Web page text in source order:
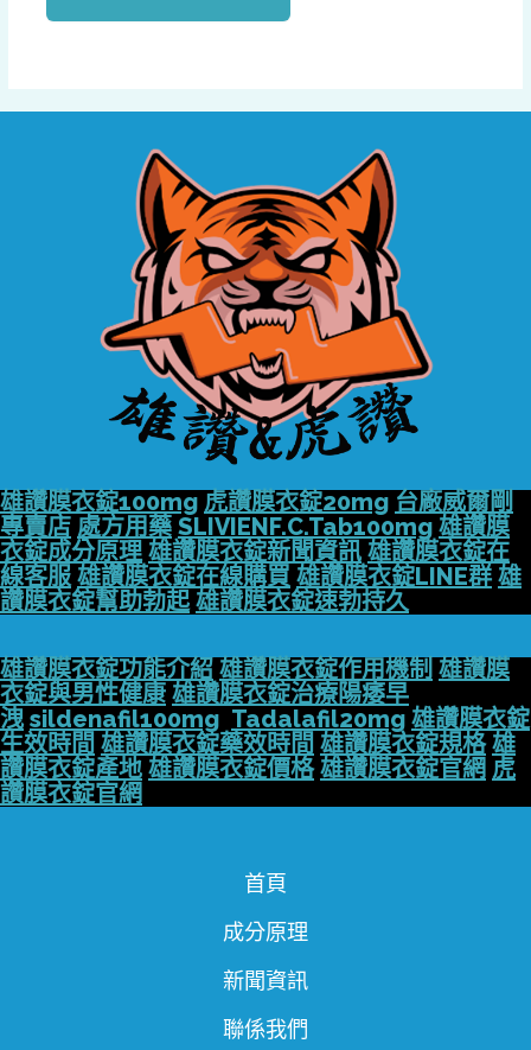
雄讚膜衣錠100mg 虎讚膜衣錠20mg 台廠威爾剛
專賣店 處方用藥 SLIVIENF.C.Tab100mg 雄讚膜
衣錠成分原理 雄讚膜衣錠新聞資訊 雄讚膜衣錠在
線客服 雄讚膜衣錠在線購買 雄讚膜衣錠LINE群 雄
讚膜衣錠幫助勃起 雄讚膜衣錠速勃持久
雄讚膜衣錠功能介紹 雄讚膜衣錠作用機制 雄讚膜
衣錠與男性健康 雄讚膜衣錠治療陽痿早
洩 sildenafil100mg Tadalafil20mg 雄讚膜衣錠
生效時間 雄讚膜衣錠藥效時間 雄讚膜衣錠規格 雄
讚膜衣錠產地 雄讚膜衣錠價格 雄讚膜衣錠官網 虎
讚膜衣錠官網
首頁
成分原理
新聞資訊
聯係我們